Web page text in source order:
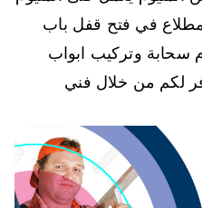
في فتح قفل باب
سحابة وتركيب ابواب
لكم من خلال فني